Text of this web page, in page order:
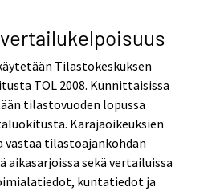
Tilastokeskuksen
TOL 2008. Kunnittaisissa
tilastovuoden lopussa
Käräjäoikeuksien
vastaa tilastoajankohdan
sekä vertailuissa
kuntatiedot ja